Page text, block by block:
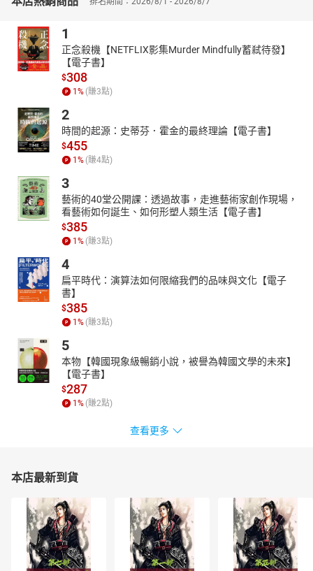
1
正念殺機【NETFLIX影集Murder Mindfully蓄弒待發】
【電子書】
$308
1 % (賺3點)
2
時間的起源：史蒂芬．霍金的最終理論【電子書】
$455
1 % (賺4點)
3
藝術的40堂公開課：透過故事，走進藝術家創作現場，
看藝術如何誕生、如何形塑人類生活【電子書】
$385
1 % (賺3點)
4
扁平時代：演算法如何限縮我們的品味與文化【電子
書】
$385
1 % (賺3點)
5
本物【韓國現象級暢銷小說，被譽為韓國文學的未來】
【電子書】
$287
1 % (賺2點)
查看更多
本店最新到貨